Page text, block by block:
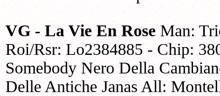
VG - La Vie En Rose Man:
Roi/Rsr: Lo2384885 - Chip:
Somebody Nero Della
Delle Antiche Janas All: